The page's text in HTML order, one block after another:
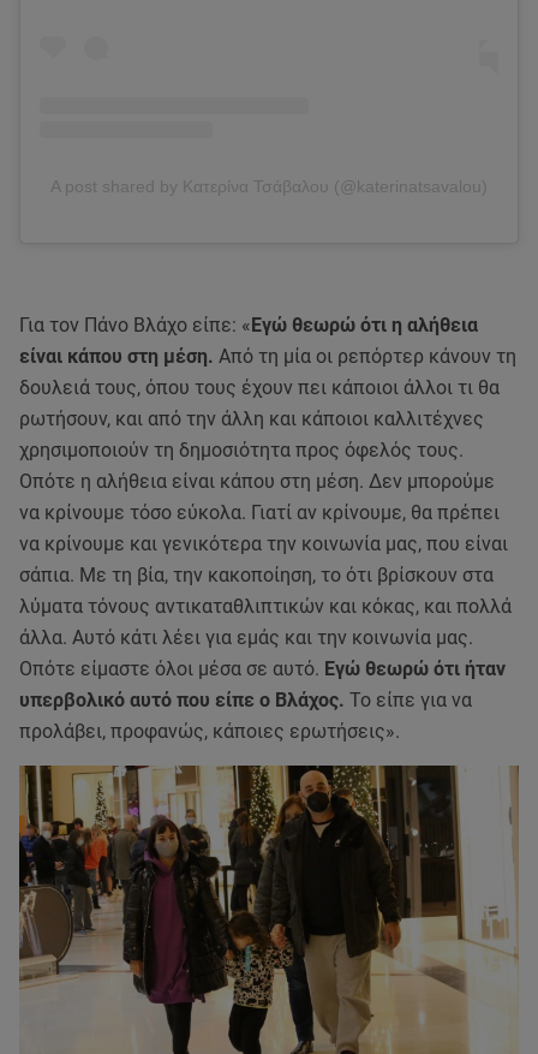
A post shared by Κατερίνα Τσάβαλου (@katerinatsavalou)
Για τον Πάνο Βλάχο είπε: «Εγώ θεωρώ ότι η αλήθεια
είναι κάπου στη μέση. Από τη μία οι ρεπόρτερ κάνουν τη
δουλειά τους, όπου τους έχουν πει κάποιοι άλλοι τι θα
ρωτήσουν, και από την άλλη και κάποιοι καλλιτέχνες
χρησιμοποιούν τη δημοσιότητα προς όφελός τους.
Οπότε η αλήθεια είναι κάπου στη μέση. Δεν μπορούμε
να κρίνουμε τόσο εύκολα. Γιατί αν κρίνουμε, θα πρέπει
να κρίνουμε και γενικότερα την κοινωνία μας, που είναι
σάπια. Με τη βία, την κακοποίηση, το ότι βρίσκουν στα
λύματα τόνους αντικαταθλιπτικών και κόκας, και πολλά
άλλα. Αυτό κάτι λέει για εμάς και την κοινωνία μας.
Οπότε είμαστε όλοι μέσα σε αυτό. Εγώ θεωρώ ότι ήταν
υπερβολικό αυτό που είπε ο Βλάχος. Το είπε για να
προλάβει, προφανώς, κάποιες ερωτήσεις».